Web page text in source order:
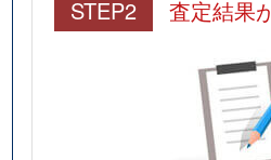
STEP2 査定結果